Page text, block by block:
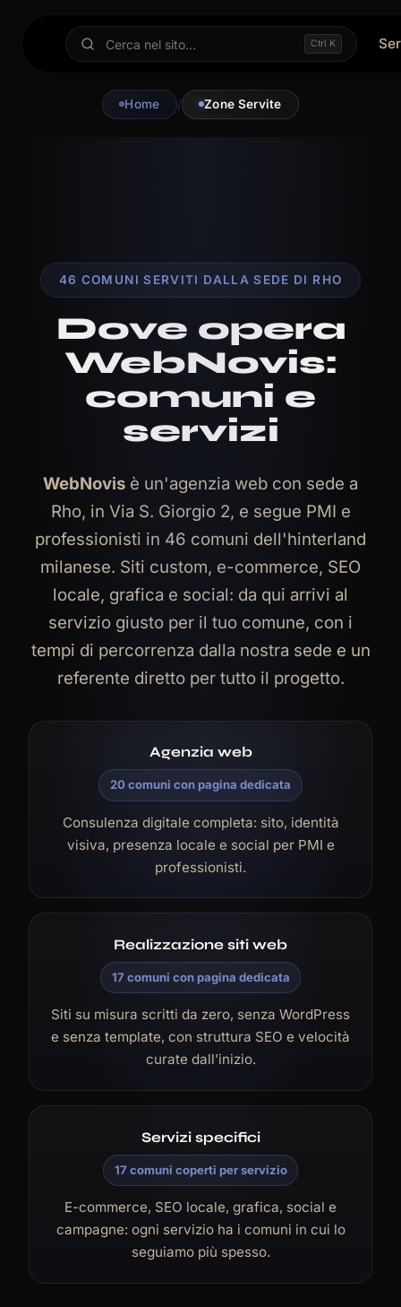
Ctrl K
Home / Zone Servite
46 COMUNI SERVITI DALLA SEDE DI RHO
Dove opera
WebNovis:
comuni e
servizi
WebNovis è un'agenzia web con sede a
Rho, in Via S. Giorgio 2, e segue PMI e
professionisti in 46 comuni dell'hinterland
milanese. Siti custom, e-commerce, SEO
locale, grafica e social: da qui arrivi al
servizio giusto per il tuo comune, con i
tempi di percorrenza dalla nostra sede e un
referente diretto per tutto il progetto.
Agenzia web
20 comuni con pagina dedicata
Consulenza digitale completa: sito, identità
visiva, presenza locale e social per PMI e
professionisti.
Realizzazione siti web
17 comuni con pagina dedicata
Siti su misura scritti da zero, senza WordPress
e senza template, con struttura SEO e velocità
curate dall’inizio.
Servizi specifici
17 comuni coperti per servizio
E-commerce, SEO locale, grafica, social e
campagne: ogni servizio ha i comuni in cui lo
seguiamo più spesso.